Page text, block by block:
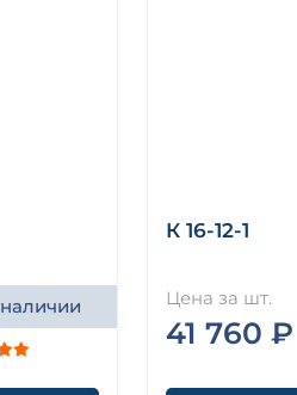
К 16-12-1
Цена за шт.
41 760 ₽